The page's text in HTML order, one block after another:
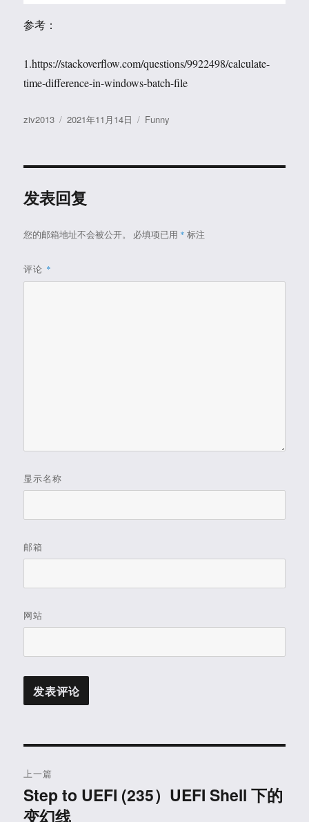
参考：
1.https://stackoverflow.com/questions/9922498/calculate-
time-difference-in-windows-batch-file
作
ziv2013
发
2021年11月14日
分
Funny
发表回复
您的邮箱地址不会被公开。 必填项已用 * 标注
评论 *
显示名称
邮箱
网站
章
上一篇
上
篇
Step to UEFI (235）UEFI Shell 下的
变幻线